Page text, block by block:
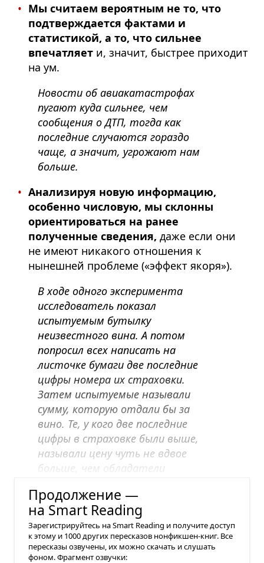
Мы считаем вероятным не то, что
подтверждается фактами и
статистикой, а то, что сильнее
впечатляет и, значит, быстрее приходит
на ум.
Новости об авиакатастрофах
пугают куда сильнее, чем
сообщения о ДТП, тогда как
последние случаются гораздо
чаще, а значит, угрожают нам
больше.
Анализируя новую информацию,
особенно числовую, мы склонны
ориентироваться на ранее
полученные сведения, даже если они
не имеют никакого отношения к
нынешней проблеме («эффект якоря»).
В ходе одного эксперимента
исследователь показал
испытуемым бутылку
неизвестного вина. А потом
попросил всех написать на
листочке бумаги две последние
цифры номера их страховки.
Затем испытуемые называли
сумму, которую отдали бы за
вино. Те, у кого две последние
цифры в страховке были выше,
называли цену чуть не вдвое
больше, чем обладатели
Продолжение —
на Smart Reading
Зарегистрируйтесь на Smart Reading и получите доступ
к этому и 1000 других пересказов нонфикшен-книг. Все
пересказы озвучены, их можно скачать и слушать
фоном. Фрагмент озвучки: